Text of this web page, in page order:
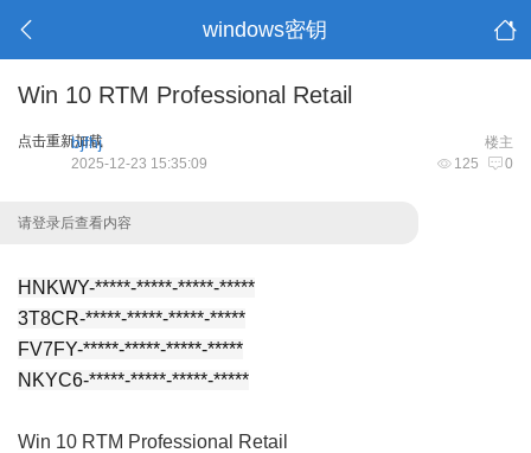
windows密钥
Win 10 RTM Professional Retail
点击重新加载 楼主
bjfhj
125 0
2025-12-23 15:35:09
请登录后查看内容
HNKWY-*****-*****-*****-*****
3T8CR-*****-*****-*****-*****
FV7FY-*****-*****-*****-*****
NKYC6-*****-*****-*****-*****
Win 10 RTM Professional Retail